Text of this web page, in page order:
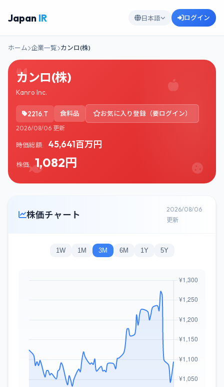
Japan IR 日本語 ログイン
ホーム 企業一覧 カンロ(株)
カンロ(株)
Kanro Inc.
2216.T 食料品 お気に入り登録（要ログイン）
2026/08/06 更新
時価総額: 45,641百万円
株価: 1,082円
株価チャート
2026/08/06
更新
1W 1M 3M 6M 1Y 5Y